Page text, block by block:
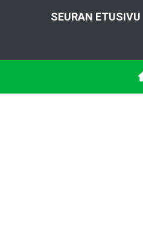
SEURAN ETUSIVU